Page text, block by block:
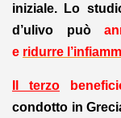
iniziale. Lo
d’ulivo può
e ridurre
Il terzo
condotto in